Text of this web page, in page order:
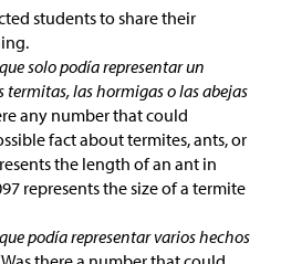
students to share their
solo podía representar un
termitas, las hormigas o las abejas
any number that could
fact about termites, ants, or
the length of an ant in
represents the size of a termite
podía representar varios hechos